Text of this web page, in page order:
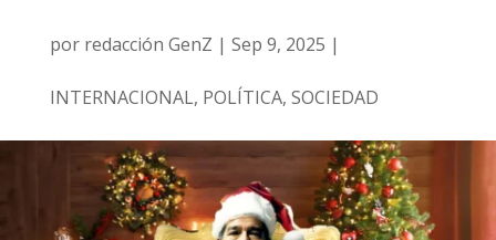
por redacción GenZ | Sep 9, 2025 |
INTERNACIONAL, POLÍTICA, SOCIEDAD